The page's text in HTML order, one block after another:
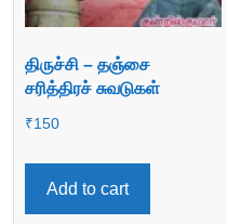
திருச்சி – தஞ்சை
சரித்திரச் சுவடுகள்
₹150
Add to cart